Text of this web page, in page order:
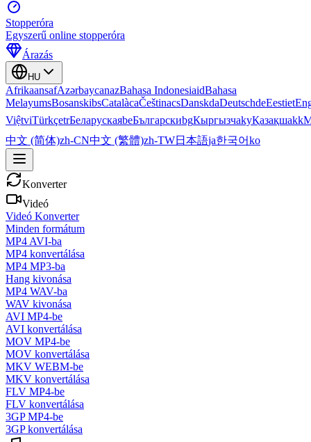
Stopperóra
Egyszerű online stopperóra
Árazás
HU
AfrikaansafAzərbaycanazBahasa IndonesiaidBahasa
MelayumsBosanskibsCatalàcaČeštinacsDanskdaDeutschdeEestiet
ViệtviTürkçetrБеларускаяbeБългарскиbgКыргызчаkyҚазақшаkk
中文 (简体)zh-CN中文 (繁體)zh-TW日本語ja한국어ko
Konverter
Videó
Videó Konverter
Minden formátum
MP4 AVI-ba
MP4 konvertálása
MP4 MP3-ba
Hang kivonása
MP4 WAV-ba
WAV kivonása
AVI MP4-be
AVI konvertálása
MOV MP4-be
MOV konvertálása
MKV WEBM-be
MKV konvertálása
FLV MP4-be
FLV konvertálása
3GP MP4-be
3GP konvertálása